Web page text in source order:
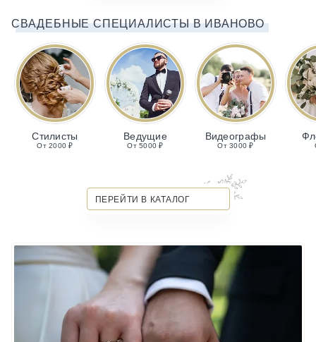
СВАДЕБНЫЕ СПЕЦИАЛИСТЫ В ИВАНОВО
Стилисты
От 2000 ₽
Ведущие
От 5000 ₽
Видеографы
От 3000 ₽
ПЕРЕЙТИ В КАТАЛОГ